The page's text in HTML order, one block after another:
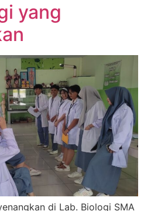
yang
di Lab. Biologi SMA